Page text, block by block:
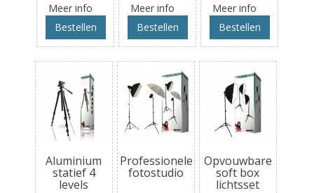
Meer info
Bestellen
Meer info
Bestellen
Meer info
Bestellen
Aluminium
statief 4
levels
Professionele
fotostudio
Opvouwbare
soft box
lichtsset